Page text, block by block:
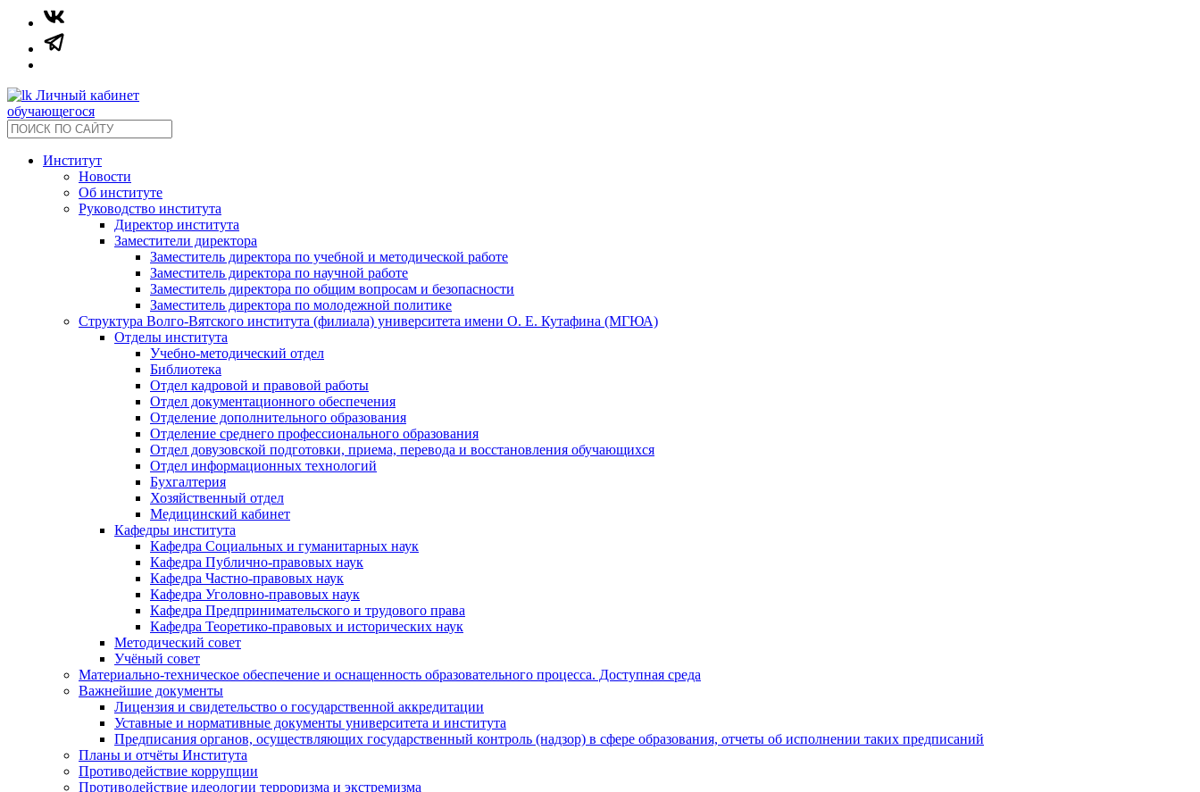
Личный кабинет
обучающегося
Институт
Новости
Об институте
Руководство института
Директор института
Заместители директора
Заместитель директора по учебной и методической работе
Заместитель директора по научной работе
Заместитель директора по общим вопросам и безопасности
Заместитель директора по молодежной политике
Структура Волго-Вятского института (филиала) университета имени О. Е. Кутафина (МГЮА)
Отделы института
Учебно-методический отдел
Библиотека
Отдел кадровой и правовой работы
Отдел документационного обеспечения
Отделение дополнительного образования
Отделение среднего профессионального образования
Отдел довузовской подготовки, приема, перевода и восстановления обучающихся
Отдел информационных технологий
Бухгалтерия
Хозяйственный отдел
Медицинский кабинет
Кафедры института
Кафедра Социальных и гуманитарных наук
Кафедра Публично-правовых наук
Кафедра Частно-правовых наук
Кафедра Уголовно-правовых наук
Кафедра Предпринимательского и трудового права
Кафедра Теоретико-правовых и исторических наук
Методический совет
Учёный совет
Материально-техническое обеспечение и оснащенность образовательного процесса. Доступная среда
Важнейшие документы
Лицензия и свидетельство о государственной аккредитации
Уставные и нормативные документы университета и института
Предписания органов, осуществляющих государственный контроль (надзор) в сфере образования, отчеты об исполнении таких предписаний
Планы и отчёты Института
Противодействие коррупции
Противодействие идеологии терроризма и экстремизма